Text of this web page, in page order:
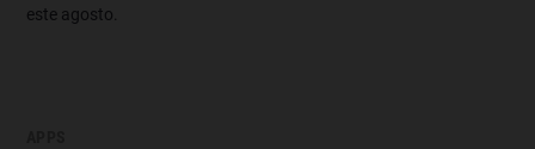
este agosto.